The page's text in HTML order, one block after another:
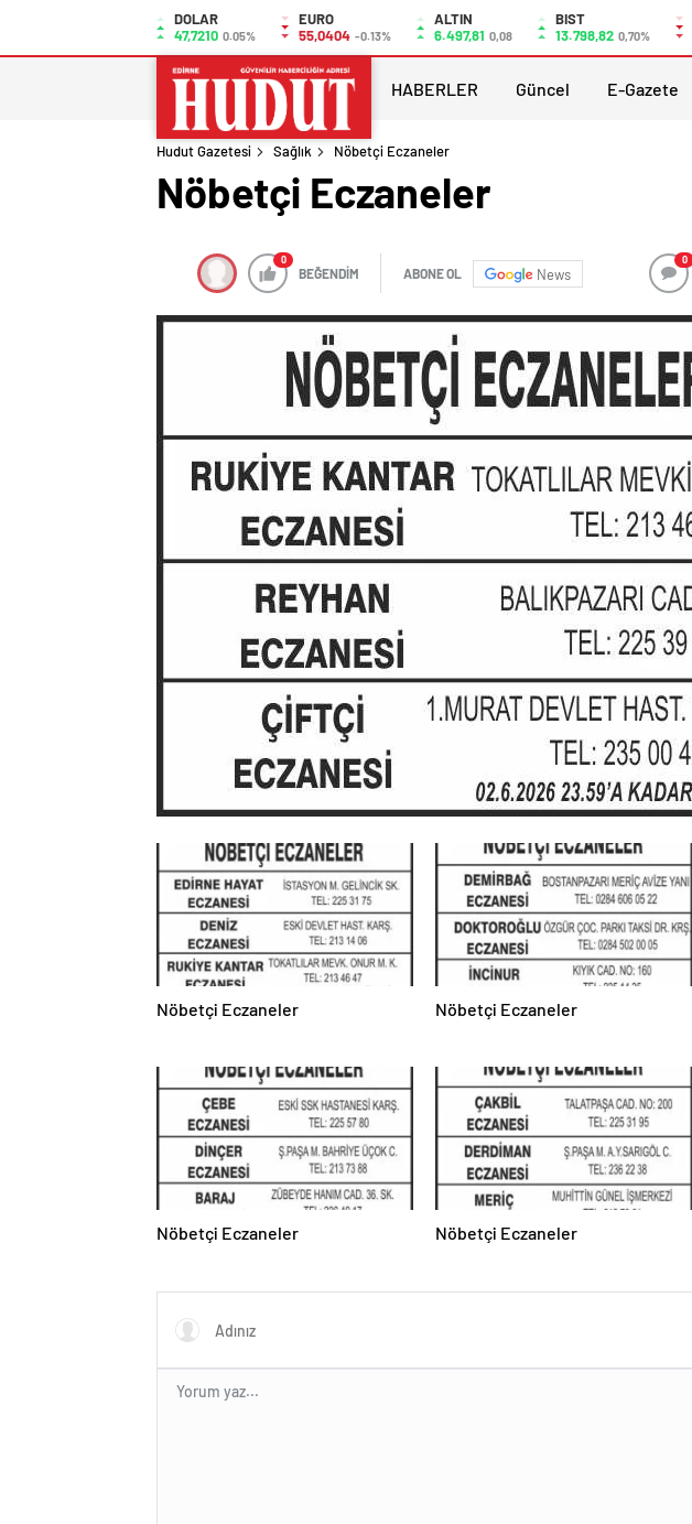
DOLAR
47,7210 0.05%
EURO
55,0404 -0.13%
ALTIN
6.497,81 0,08
BIST
13.798,82 0,70%
HABERLER Güncel E-Gazete
Hudut Gazetesi Sağlık Nöbetçi Eczaneler
Nöbetçi Eczaneler
0
BEĞENDİM ABONE OL News
0
Nöbetçi Eczaneler Nöbetçi Eczaneler
Nöbetçi Eczaneler Nöbetçi Eczaneler